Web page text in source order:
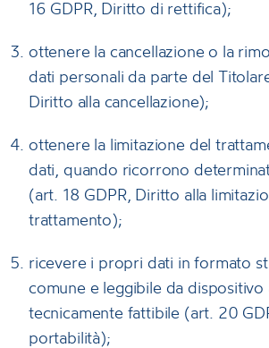
16 GDPR, Diritto di rettifica);
ottenere la cancellazione o la
dati personali da parte del
Diritto alla cancellazione);
ottenere la limitazione del
dati, quando ricorrono
(art. 18 GDPR, Diritto alla
trattamento);
ricevere i propri dati in formato
comune e leggibile da
tecnicamente fattibile (art. 20
portabilità);